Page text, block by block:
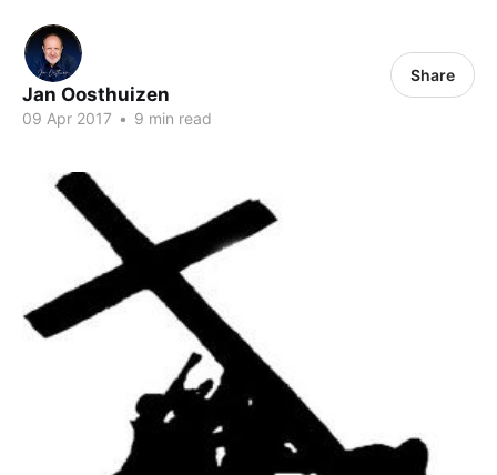
Jan Oosthuizen
09 Apr 2017 • 9 min read
Share